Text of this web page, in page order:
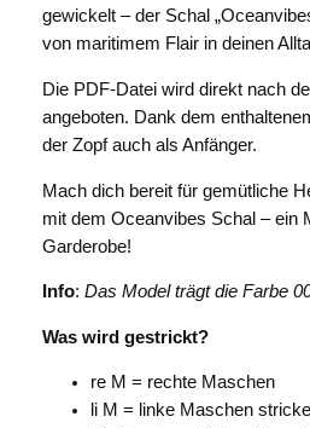
gewickelt – der Schal
von maritimem Flair in deinen
Die PDF-Datei wird direkt nach
angeboten. Dank dem
der Zopf auch als Anfänger.
Mach dich bereit für gemütliche
mit dem Oceanvibes Schal – ein
Garderobe!
Info: Das Model trägt die Farbe
Was wird gestrickt?
re M = rechte Maschen
li M = linke Maschen